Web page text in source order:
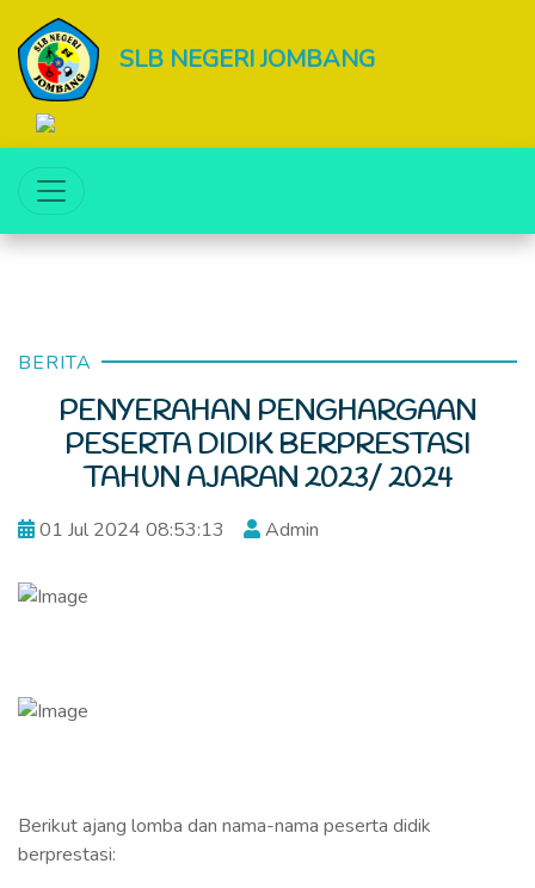
SLB NEGERI JOMBANG
BERITA
PENYERAHAN PENGHARGAAN
PESERTA DIDIK BERPRESTASI
TAHUN AJARAN 2023/ 2024
01 Jul 2024 08:53:13 Admin
Berikut ajang lomba dan nama-nama peserta didik
berprestasi: